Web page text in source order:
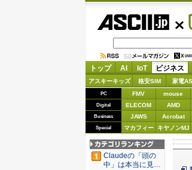
トップ AI IoT ビジネス
アスキーキッズ 格安SIM 家電
PC FMV mouse
Digital ELECOM AMD
Business JAWS Acrobat
Special マカフィー キヤノンMJ
Claudeの「頭の
中」は本当に見え